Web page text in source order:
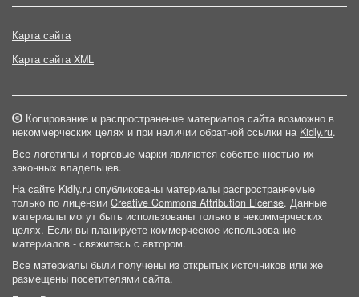
Карта сайта
Карта сайта XML
Копирование и распространение материалов сайта возможно в
некоммерческих целях и при наличии обратной ссылки на Kidly.ru.
Все логотипы и торговые марки являются собственностью их
законных владельцев.
На сайте Kidly.ru опубликованы материалы распространяемые
только по лицензии Creative Commons Attribution License. Данные
материалы могут быть использованы только в некоммерческих
целях. Если вы планируете коммерческое использование
материалов - свяжитесь с автором.
Все материалы были получены из открытых источников или же
размещены посетителями сайта.